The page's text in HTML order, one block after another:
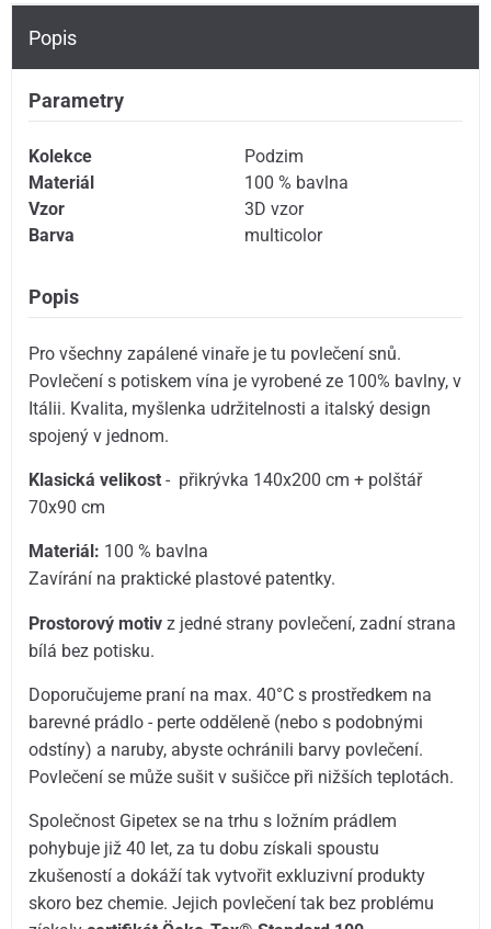
Popis
Parametry
Kolekce
Podzim
Materiál
100 % bavlna
Vzor
3D vzor
Barva
multicolor
Popis
Pro všechny zapálené vinaře je tu povlečení snů.
Povlečení s potiskem vína je vyrobené ze 100% bavlny, v
Itálii. Kvalita, myšlenka udržitelnosti a italský design
spojený v jednom.
Klasická velikost - přikrývka 140x200 cm + polštář
70x90 cm
Materiál: 100 % bavlna
Zavírání na praktické plastové patentky.
Prostorový motiv z jedné strany povlečení, zadní strana
bílá bez potisku.
Doporučujeme praní na max. 40°C s prostředkem na
barevné prádlo - perte odděleně (nebo s podobnými
odstíny) a naruby, abyste ochránili barvy povlečení.
Povlečení se může sušit v sušičce při nižších teplotách.
Společnost Gipetex se na trhu s ložním prádlem
pohybuje již 40 let, za tu dobu získali spoustu
zkušeností a dokáží tak vytvořit exkluzivní produkty
skoro bez chemie. Jejich povlečení tak bez problému